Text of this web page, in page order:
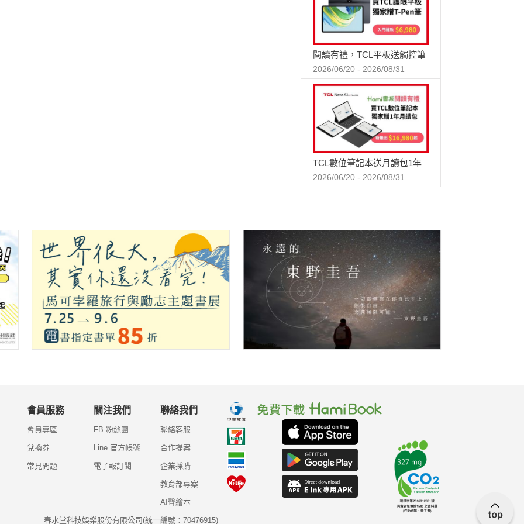
閱讀有禮，TCL平板送觸控筆
2026/06/20 - 2026/08/31
TCL數位筆記本送月讀包1年
2026/06/20 - 2026/08/31
會員服務
會員專區
兌換券
常見問題
關注我們
FB 粉絲團
Line 官方帳號
電子報訂閱
聯絡我們
聯絡客服
合作提案
企業採購
教育部專案
AI聲繪本
春水堂科技娛樂股份有限公司(統一編號：70476915)